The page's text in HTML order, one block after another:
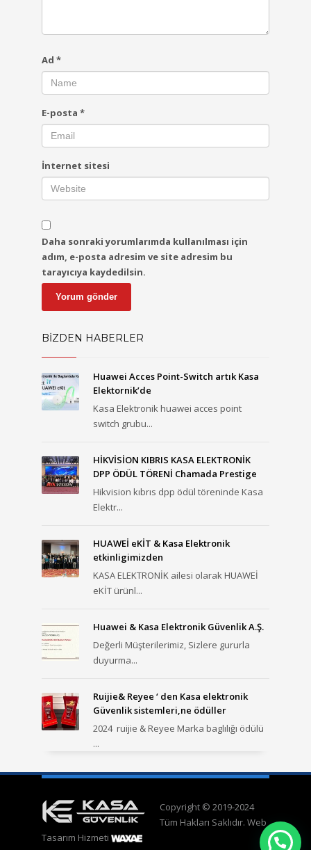
Ad *
E-posta *
İnternet sitesi
Daha sonraki yorumlarımda kullanılması için
adım, e-posta adresim ve site adresim bu
tarayıcıya kaydedilsin.
BİZDEN HABERLER
Huawei Acces Point-Switch artık Kasa
Elektornik’de
Kasa Elektronik huawei acces point
switch grubu...
HİKVİSİON KIBRIS KASA ELEKTRONİK
DPP ÖDÜL TÖRENİ Chamada Prestige
Hikvision kıbrıs dpp ödül töreninde Kasa
Elektr...
HUAWEİ eKİT & Kasa Elektronik
etkinligimizden
KASA ELEKTRONİK ailesi olarak HUAWEİ
eKİT ürünl...
Huawei & Kasa Elektronik Güvenlik A.Ş.
Değerli Müşterilerimiz, Sizlere gururla
duyurma...
Ruijie& Reyee ‘ den Kasa elektronik
Güvenlik sistemleri,ne ödüller
2024 ruijie & Reyee Marka baglılığı ödülü
...
Copyright © 2019-2024
Tüm Hakları Saklıdır. Web
Tasarım Hizmeti